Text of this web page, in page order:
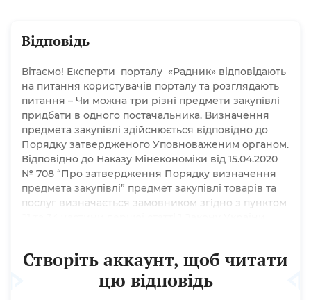
Відповідь
Вітаємо! Експерти порталу «Радник» відповідають
на питання користувачів порталу та розглядають
питання – Чи можна три різні предмети закупівлі
придбати в одного постачальника. Визначення
предмета закупівлі здійснюється відповідно до
Порядку затвердженого Уповноваженим органом.
Відповідно до Наказу Мінекономіки від 15.04.2020
№ 708 “Про затвердження Порядку визначення
предмета закупівлі” предмет закупівлі товарів та
послуг визначається замовником згідно з пунктом
закупівельного словника. Спосіб...
Створіть аккаунт, щоб читати
цю відповідь